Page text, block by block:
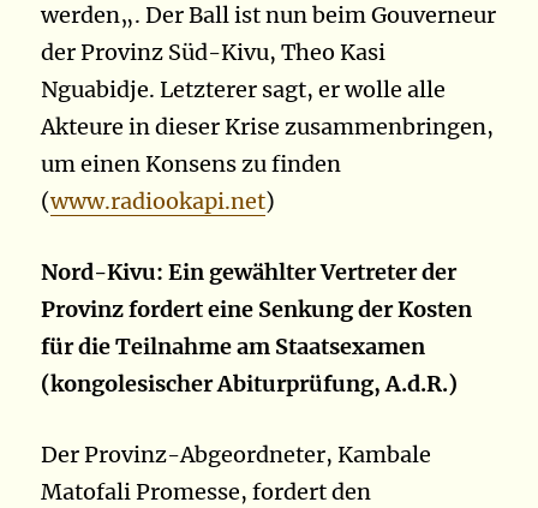
werden„. Der Ball ist nun beim Gouverneur
der Provinz Süd-Kivu, Theo Kasi
Nguabidje. Letzterer sagt, er wolle alle
Akteure in dieser Krise zusammenbringen,
um einen Konsens zu finden
(www.radiookapi.net)
Nord-Kivu: Ein gewählter Vertreter der
Provinz fordert eine Senkung der Kosten
für die Teilnahme am Staatsexamen
(kongolesischer Abiturprüfung, A.d.R.)
Der Provinz-Abgeordneter, Kambale
Matofali Promesse, fordert den